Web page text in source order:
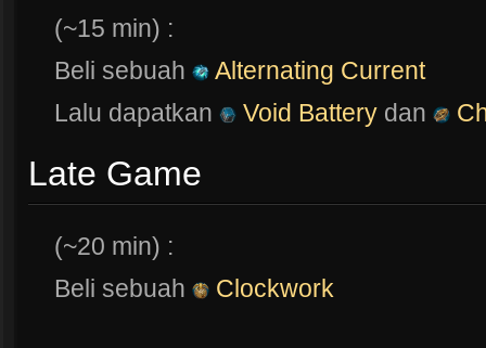
(~15 min) :
Beli sebuah
Alternating Current
Lalu dapatkan
Void Battery dan
Late Game
(~20 min) :
Beli sebuah
Clockwork